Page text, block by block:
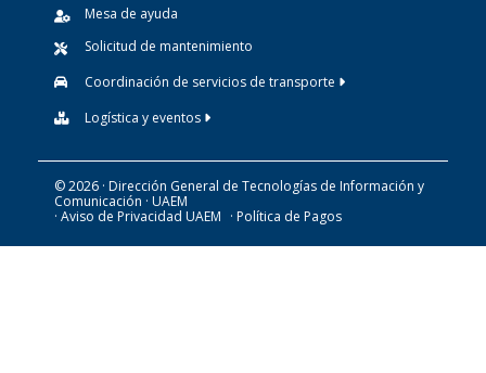
Mesa de ayuda
Solicitud de mantenimiento
Coordinación de servicios de transporte
Logística y eventos
© 2026 · Dirección General de Tecnologías de Información y
Comunicación · UAEM
· Aviso de Privacidad UAEM · Política de Pagos